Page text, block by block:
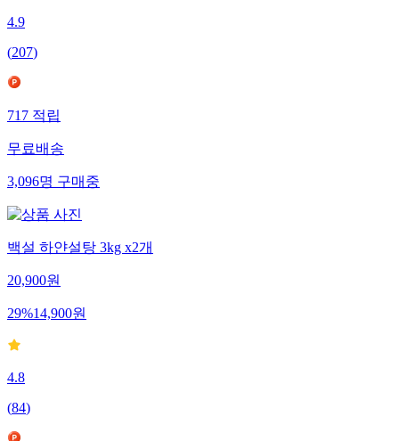
4.9
(207)
717적립
무료배송
3,096명구매중
백설 하얀설탕 3kg x2개
20,900원
29%14,900원
4.8
(84)